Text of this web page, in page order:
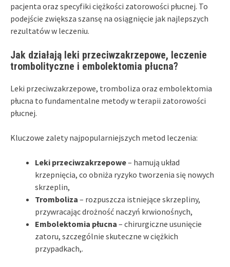
pacjenta oraz specyfiki ciężkości zatorowości płucnej. To
podejście zwiększa szansę na osiągnięcie jak najlepszych
rezultatów w leczeniu.
Jak działają leki przeciwzakrzepowe, leczenie
trombolityczne i embolektomia płucna?
Leki przeciwzakrzepowe, tromboliza oraz embolektomia
płucna to fundamentalne metody w terapii zatorowości
płucnej.
Kluczowe zalety najpopularniejszych metod leczenia:
Leki przeciwzakrzepowe– hamują układ
krzepnięcia, co obniża ryzyko tworzenia się nowych
skrzeplin,
Tromboliza – rozpuszcza istniejące skrzepliny,
przywracając drożność naczyń krwionośnych,
Embolektomia płucna – chirurgiczne usunięcie
zatoru, szczególnie skuteczne w ciężkich
przypadkach,.